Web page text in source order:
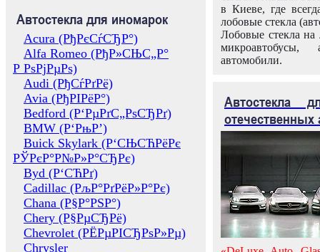
Автостекла для иномарок
Acura (РђРєСѓСЂР°)
Alfa Romeo (РђР»СЊС„Р°
Р РѕРјРµРѕ)
Audi (РђСѓРґРё)
Avia (РђРІРёР°)
Bedford (Р‘РµРґС„РѕСЂРґ)
BMW (Р‘РњР’)
Buick Skylark (Р‘СЊСЋРёРє
РЎРєР°Р№Р»Р°СЂРє)
Byd (Р‘СЋРґ)
Cadillac (РљР°РґРёР»Р°Рє)
Chana (Р§Р°РЅР°)
Chery (Р§РµСЂРё)
Chevrolet (РЁРµРІСЂРѕР»Рµ)
Chrysler
в Киеве, где
лобовые стекла
Лобовые стекла на
микроавтобусы,
автомобили.
Автостекла
отечественных